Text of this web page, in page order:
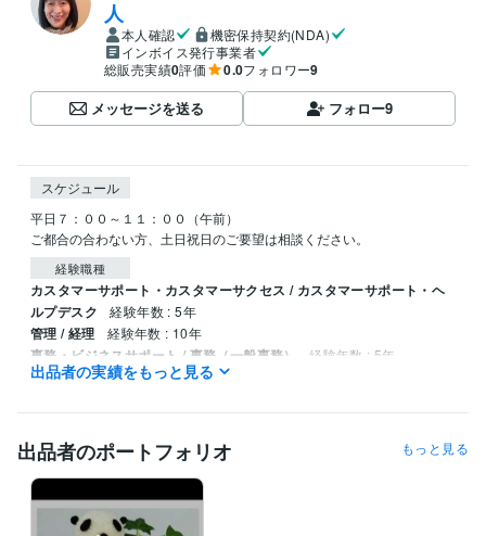
人
本人確認
機密保持契約(NDA)
インボイス発行事業者
総販売実績0評価 0.0フォロワー9
メッセージを送る フォロー9
スケジュール
平日７：００～１１：００（午前）
ご都合の合わない方、土日祝日のご要望は相談ください。
経験職種
カスタマーサポート・カスタマーサクセス / カスタマーサポート・ヘ
ルプデスク
経験年数 : 5年
管理 / 経理 経験年数 : 10年
事務・ビジネスサポート / 事務（一般事務） 経験年数 : 5年
ライフスタイル・その他 / 講師・インストラクター
職歴
株式会社アヴァンティスタッフ
花工房ぴっぴ 2013年2月 ~ 2016年11月 2016年12月 ~ 現在
受賞歴
ココナラブログ開始
出品者の実績をもっと見る
出品者のポートフォリオ もっと見る